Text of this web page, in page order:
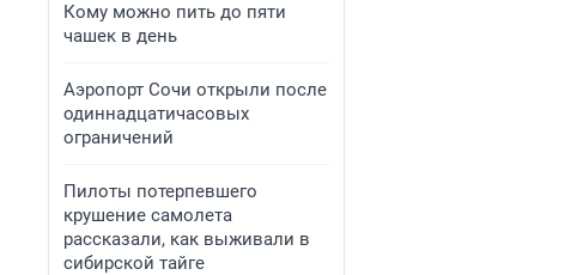
Кому можно пить до пяти
чашек в день
Аэропорт Сочи открыли после
одиннадцатичасовых
ограничений
Пилоты потерпевшего
крушение самолета
рассказали, как выживали в
сибирской тайге